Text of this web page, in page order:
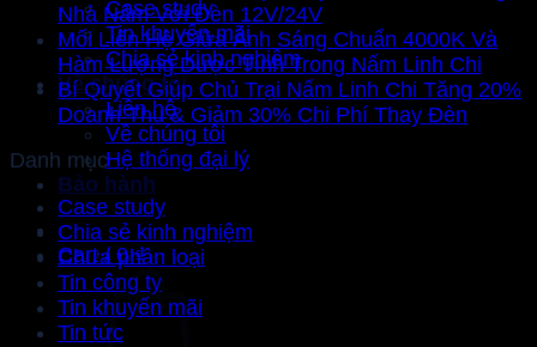
Case study
Tin khuyến mãi
Chia sẻ kinh nghiệm
Về chúng tôi
Liên hệ
Về chúng tôi
Hệ thống đại lý
Bảo hành
Cart / 0₫
Nhà Nấm Với Đèn 12V/24V
Mối Liên Hệ Giữa Ánh Sáng Chuẩn 4000K Và
Hàm Lượng Dược Tính Trong Nấm Linh Chi
Bí Quyết Giúp Chủ Trại Nấm Linh Chi Tăng 20%
Doanh Thu & Giảm 30% Chi Phí Thay Đèn
Danh mục
Case study
Chia sẻ kinh nghiệm
Chưa phân loại
Tin công ty
Tin khuyến mãi
Tin tức